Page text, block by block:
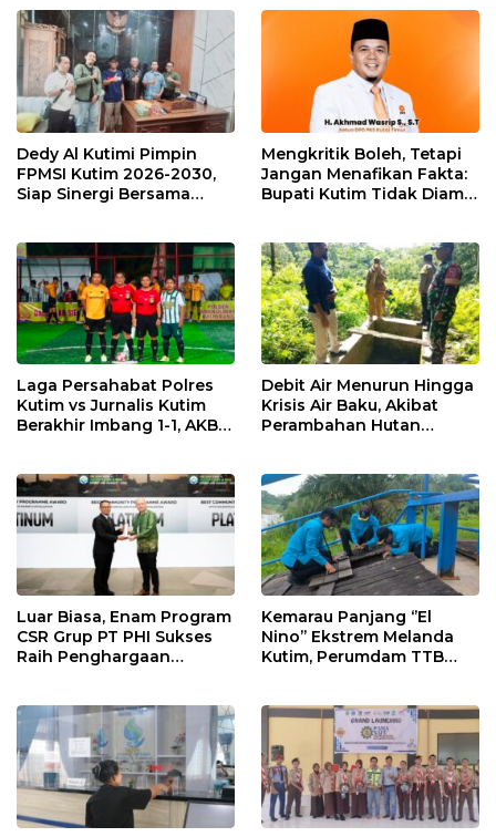
Dedy Al Kutimi Pimpin
FPMSI Kutim 2026-2030,
Siap Sinergi Bersama
Mengkritik Boleh, Tetapi
Jangan Menafikan Fakta:
Bupati Kutim Tidak Diam
Laga Persahabat Polres
Kutim vs Jurnalis Kutim
Berakhir Imbang 1-1, AKBP
Menyemarakkan HUT ke-
80 Bhayangkara
Debit Air Menurun Hingga
Krisis Air Baku, Akibat
Perambahan Hutan
Luar Biasa, Enam Program
CSR Grup PT PHI Sukses
Raih Penghargaan
Kemarau Panjang ‘’El
Nino’’ Ekstrem Melanda
Kutim, Perumdam TTB